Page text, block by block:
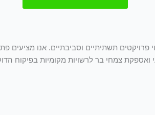
תשתיתיים וסביבתיים. אנו מציעים
צמחי בר לרשויות מקומיות בפיקוח